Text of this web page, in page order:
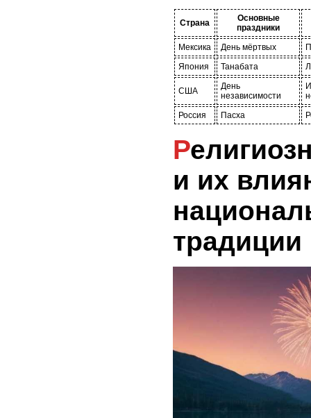
Страна
Основные
праздники
Мексика
День мёртвых
Япония
Танабата
США
День
независимости
Россия
Пасха
Религиозные праздники
и их
традиции